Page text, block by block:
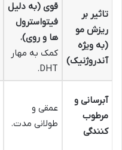
تاثیر بر
ریزش مو
(به ویژه
آندروژنیک)
قوی (به دلیل
فیتواسترول
ها و روی)،
کمک به مهار
DHT.
آبرسانی و
مرطوب
کنندگی
عمقی و
طولانی مدت.